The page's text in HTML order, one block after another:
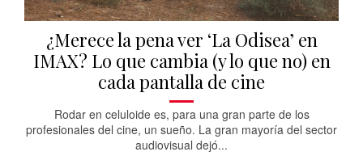
¿Merece la pena ver ‘La Odisea’ en
IMAX? Lo que cambia (y lo que no) en
cada pantalla de cine
Rodar en celuloide es, para una gran parte de los
profesionales del cine, un sueño. La gran mayoría del sector
audiovisual dejó...